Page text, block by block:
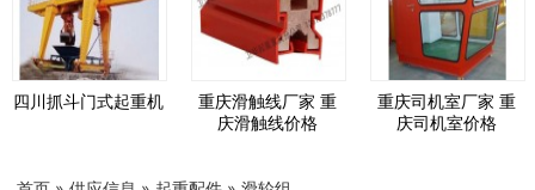
四川抓斗门式起重机
重庆滑触线厂家 重
庆滑触线价格
重庆司机室厂家 重
庆司机室价格